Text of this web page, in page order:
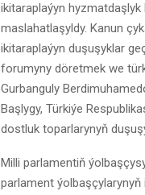
ikitaraplaýyn
maslahatlaşyldy. Kanun
ikitaraplaýyn duşuşyklar
forumyny döretmek we
Gurbanguly
Başlygy, Türkiýe
dostluk toparlarynyň
Milli parlamentiň
parlament